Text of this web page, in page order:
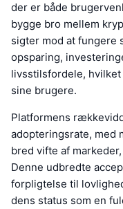
der er både
bygge bro mellem
sigter mod at fungere
opsparing,
livsstilsfordele,
sine brugere.
Platformens
adopteringsrate, med
bred vifte af
Denne udbredte
forpligtelse til
dens status som en